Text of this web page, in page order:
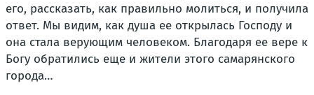
его, рассказать, как правильно молиться, и получила
ответ. Мы видим, как душа ее открылась Господу и
она стала верующим человеком. Благодаря ее вере к
Богу обратились еще и жители этого самарянского
города…